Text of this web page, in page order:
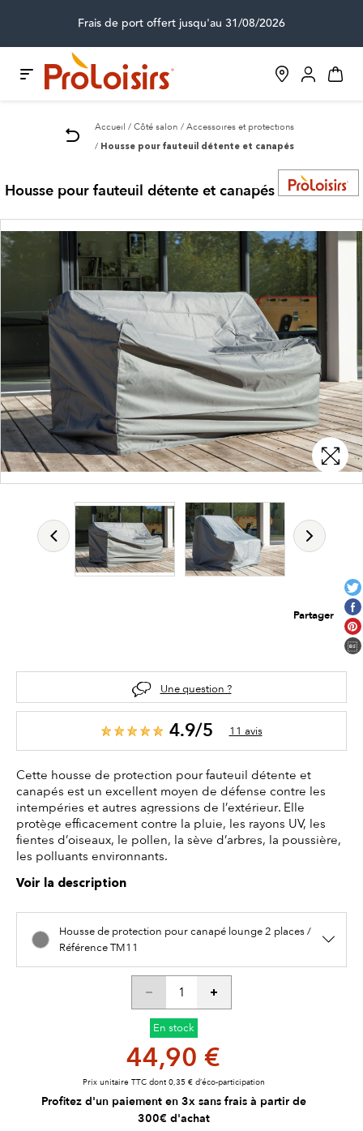
Frais de port offert jusqu'au 31/08/2026
Accueil Côté salon Accessoires et protections
Housse pour fauteuil détente et canapés
Housse pour fauteuil détente et canapés
Partager
Une question ?
4.9/5 11 avis
Cette housse de protection pour fauteuil détente et
canapés est un excellent moyen de défense contre les
intempéries et autres agressions de l’extérieur. Elle
protège efficacement contre la pluie, les rayons UV, les
fientes d’oiseaux, le pollen, la sève d’arbres, la poussière,
les polluants environnants.
Voir la description
Housse de protection pour canapé lounge 2 places /
Référence TM11
En stock
44,90 €
Prix unitaire TTC dont 0,35 € d’éco-participation
Profitez d'un paiement en 3x sans frais à partir de
300€ d'achat